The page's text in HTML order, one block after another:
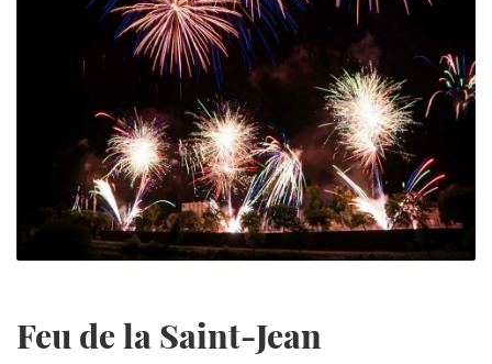
Feu de la Saint-Jean